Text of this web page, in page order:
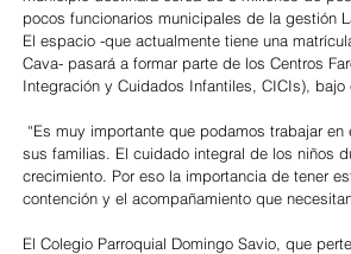
pocos funcionarios municipales de la gestión
El espacio -que actualmente tiene una
Cava- pasará a formar parte de los Centros
Integración y Cuidados Infantiles, CICIs), bajo
“Es muy importante que podamos trabajar
sus familias. El cuidado integral de los niños
crecimiento. Por eso la importancia de tener
contención y el acompañamiento que
El Colegio Parroquial Domingo Savio, que